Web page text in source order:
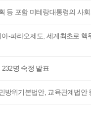
등 포함 미테랑대통령의 사
-파라오제도, 세계최초로
명 숙정 발표
방위기본법안, 교육관계법안